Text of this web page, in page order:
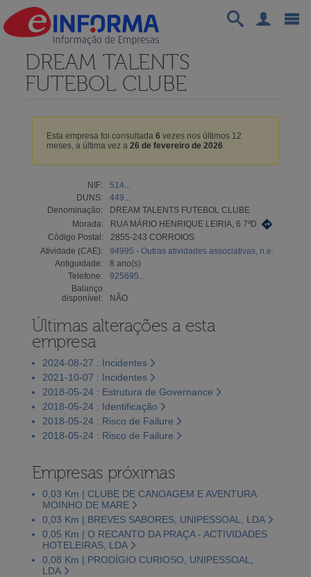
DREAM TALENTS
FUTEBOL CLUBE
Esta empresa foi consultada 6 vezes nos últimos 12
meses, a última vez a 26 de fevereiro de 2026.
NIF:
514...
DUNS:
449...
Denominação:
DREAM TALENTS FUTEBOL CLUBE
Morada:
RUA MÁRIO HENRIQUE LEIRIA, 6 7ºD
Código Postal:
2855-243 CORROIOS
Atividade (CAE):
94995 - Outras atividades associativas, n.e.
Antiguidade:
8 ano(s)
Telefone:
925695...
Balanço
disponível:
NÃO
Últimas alterações a esta
empresa
2024-08-27 : Incidentes
2021-10-07 : Incidentes
2018-05-24 : Estrutura de Governance
2018-05-24 : Identificação
2018-05-24 : Risco de Failure
2018-05-24 : Risco de Failure
Empresas próximas
0,03 Km | CLUBE DE CANOAGEM E AVENTURA
MOINHO DE MARE
0,03 Km | BREVES SABORES, UNIPESSOAL, LDA
0,05 Km | O RECANTO DA PRAÇA - ACTIVIDADES
HOTELEIRAS, LDA
0,08 Km | PRODÍGIO CURIOSO, UNIPESSOAL,
LDA